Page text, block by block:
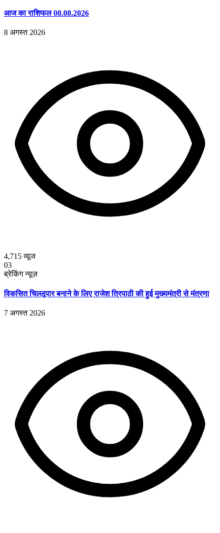
आज का राशिफल 08.08.2026
8 अगस्त 2026
4,715व्यूज
03
ब्रेकिंग न्यूज़
विकसित चिल्लूपार बनाने के लिए राजेश त्रिपाठी की हुई मुख्यमंत्री से मंत्रणा
7 अगस्त 2026